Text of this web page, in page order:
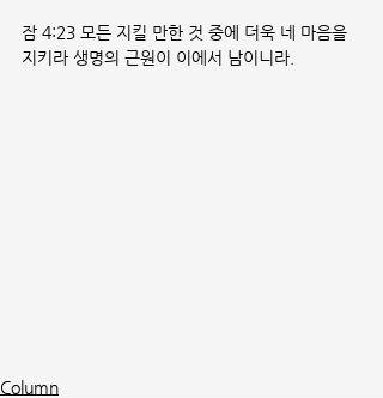
잠 4:23 모든 지킬 만한 것 중에 더욱 네 마음을
지키라 생명의 근원이 이에서 남이니라.
Column